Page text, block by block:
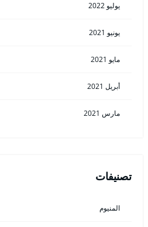
يوليو 2022
يونيو 2021
مايو 2021
أبريل 2021
مارس 2021
تصنيفات
المنيوم